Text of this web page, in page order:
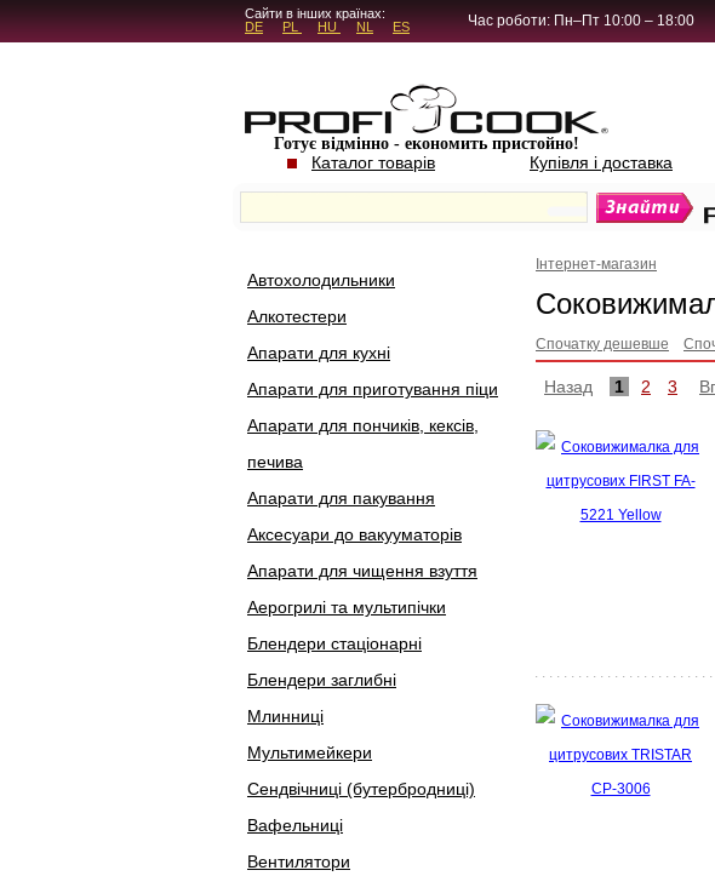
Сайти в інших країнах:
DE
PL HU NL ES Час роботи: Пн–Пт 10:00 – 18:00
Готує відмінно - економить пристойно!
Каталог товарів Купівля і доставка
Автохолодильники
Алкотестери
Апарати для кухні
Апарати для приготування піци
Апарати для пончиків, кексів,
печива
Апарати для пакування
Аксесуари до вакууматорів
Апарати для чищення взуття
Аерогрилі та мультипічки
Блендери стаціонарні
Блендери заглибні
Млинниці
Мультимейкери
Сендвічниці (бутербродниці)
Вафельниці
Вентилятори
Інтернет-магазин
Спочатку дешевше
Назад 1 2 3